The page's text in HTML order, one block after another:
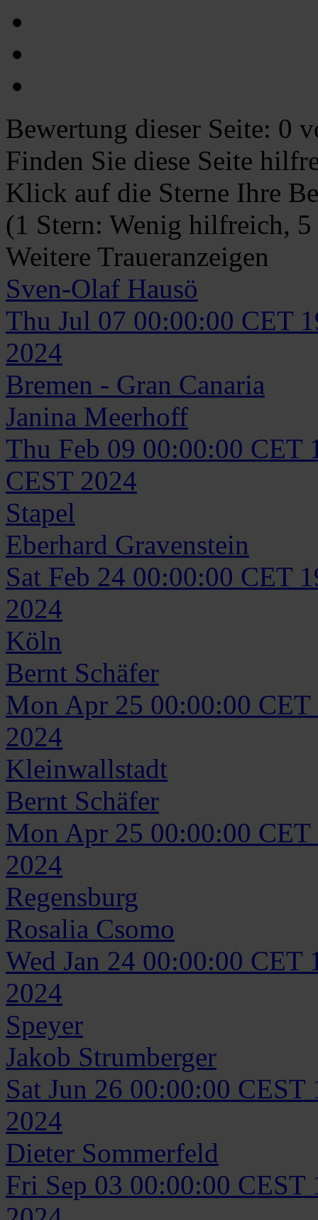
Bewertung dieser Seite: 0
Finden Sie diese Seite
Klick auf die Sterne Ihre
(1 Stern: Wenig hilfreich,
Weitere Traueranzeigen
Sven-Olaf Hausö
Thu Jul 07 00:00:00 CET
2024
Bremen - Gran Canaria
Janina Meerhoff
Thu Feb 09 00:00:00 CET
CEST 2024
Stapel
Eberhard Gravenstein
Sat Feb 24 00:00:00 CET
2024
Köln
Bernt Schäfer
Mon Apr 25 00:00:00 CET
2024
Kleinwallstadt
Bernt Schäfer
Mon Apr 25 00:00:00 CET
2024
Regensburg
Rosalia Csomo
Wed Jan 24 00:00:00 CET
2024
Speyer
Jakob Strumberger
Sat Jun 26 00:00:00 CEST
2024
Dieter Sommerfeld
Fri Sep 03 00:00:00 CEST